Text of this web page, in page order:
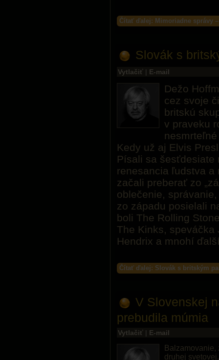
Čítať ďalej: Mimoriadne správy
Slovák s
Vytlačiť | E-mail
Dežo
cez svoje
britskú
v praveku
Kedy už aj Elvis
Písali sa šesťdesiate
renesancia ľudstva a
začali preberať zo
oblečenie,
zo západu posielali
boli The Rolling
The Kinks,
Hendrix a mnohí
Čítať ďalej: Slovák s britským
V Slovenskej
prebudila múmia
Vytlačiť | E-mail
druhej